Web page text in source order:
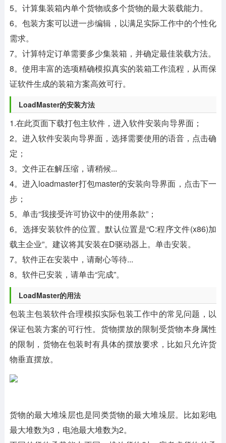
5。计算集装箱内单个货物或多个货物的最大装载能力。
6。包装方案可以进一步编辑，以满足实际工作中的个性化
需求。
7。计算特定订单需要多少集装箱，并确定最佳装载方法。
8。使用丰富的选项精确模拟真实的装箱工作流程，从而保
证软件生成的装箱方案高效可行。
LoadMaster的安装方法
1.在此页面下载打包主软件，进入软件安装向导界面；
2。进入软件安装向导界面，选择需要使用的语音，点击确
定；
3。文件正在解压缩，请稍候...
4。进入loadmaster打包master的安装向导界面，点击下一
步；
5。单击“我接受许可协议中的使用条款”；
6。选择安装软件的位置。默认位置是“C:程序文件(x86)加
载主企业”。建议将其安装在D驱动器上。单击安装。
7。软件正在安装中，请耐心等待...
8。软件已安装，请单击“完成”。
LoadMaster的用法
包装主包装软件合理模拟实际包装工作中的常见问题，以
保证包装方案的可行性。货物摆放的限制受货物本身属性
的限制，货物在包装时有具体的摆放要求，比如只允许货
物垂直摆放。
货物的最大堆垛层也是同类货物的最大堆垛层。比如彩电
最大堆数为3，电池最大堆数为2。